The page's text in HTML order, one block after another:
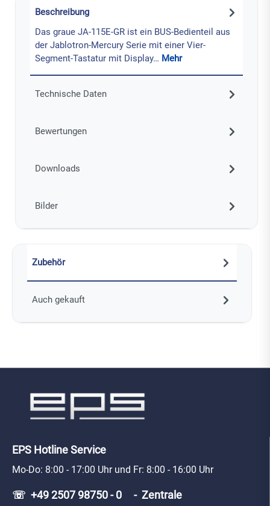
Beschreibung
Das graue JA-115E-GR ist ein BUS-Bedienteil aus
der Jablotron-Mercury Serie mit einer Vier-
Segment-Tastatur mit Display… Mehr
Technische Daten
Bewertungen
Downloads
Bilder
Zubehör
Auch gekauft
EPS Hotline Service
Mo-Do: 8:00 - 17:00 Uhr und Fr: 8:00 - 16:00 Uhr
☏ +49 2507 98750 - 0 - Zentrale